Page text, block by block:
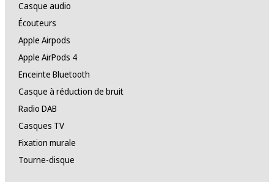
Casque audio
Écouteurs
Apple Airpods
Apple AirPods 4
Enceinte Bluetooth
Casque à réduction de bruit
Radio DAB
Casques TV
Fixation murale
Tourne-disque